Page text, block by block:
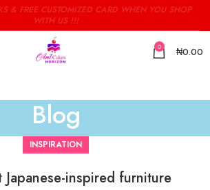
& FREE CUSTOMIZED CARD WHEN YOU SHOP
WITH US !!!
0 ₦0.00
Blog
INSPIRATION
Japanese-inspired furniture